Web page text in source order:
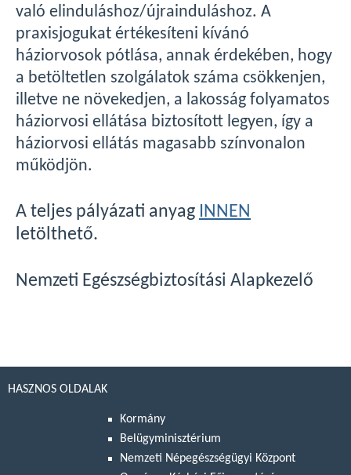
való elinduláshoz/újrainduláshoz. A
praxisjogukat értékesíteni kívánó
háziorvosok pótlása, annak érdekében, hogy
a betöltetlen szolgálatok száma csökkenjen,
illetve ne növekedjen, a lakosság folyamatos
háziorvosi ellátása biztosított legyen, így a
háziorvosi ellátás magasabb színvonalon
működjön.
A teljes pályázati anyag INNEN
letölthető.
Nemzeti Egészségbiztosítási Alapkezelő
HASZNOS OLDALAK
Kormány
Belügyminisztérium
Nemzeti Népegészségügyi Központ